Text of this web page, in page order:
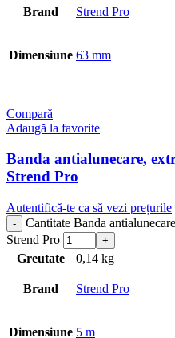
Brand Strend Pro
Dimensiune 63 mm
Compară
Adaugă la favorite
Banda antialunecare,
Strend Pro
Autentifică-te ca să vezi prețurile
Cantitate Banda
Strend Pro
Greutate
0,14 kg
Brand Strend Pro
Dimensiune 5 m